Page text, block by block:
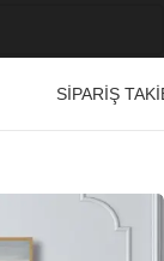
SIPARIŞ